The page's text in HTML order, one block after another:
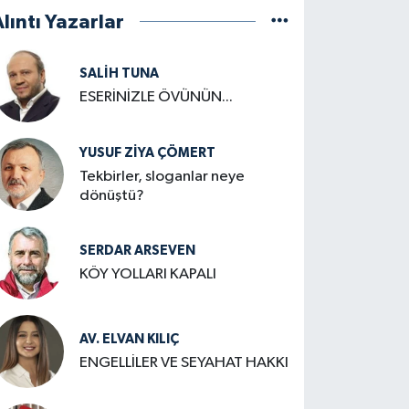
Yazarlar
SALIH TUNA
ESERİNİZLE ÖVÜNÜN...
YUSUF ZIYA ÇÖMERT
Tekbirler, sloganlar neye
dönüştü?
SERDAR ARSEVEN
KÖY YOLLARI KAPALI
AV. ELVAN KILIÇ
ENGELLİLER VE SEYAHAT HAKKI